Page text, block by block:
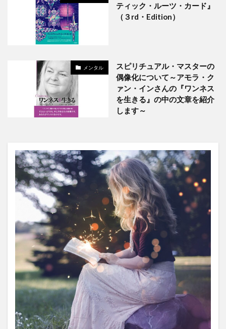
ティック・ルーツ・カード』
（３rd・Edition）
メンタル
スピリチュアル・マスターの
偶像化について～アモラ・ク
ァン・インさんの『ワンネス
を生きる』の中の文章を紹介
します～